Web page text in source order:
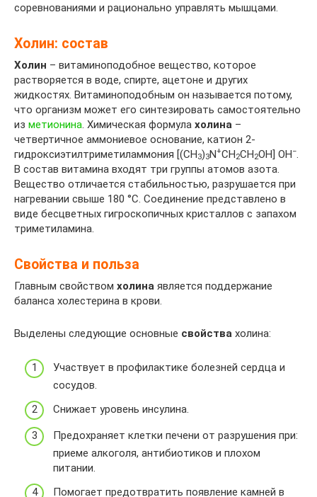
соревнованиями и рационально управлять мышцами.
Холин: состав
Холин – витаминоподобное вещество, которое
растворяется в воде, спирте, ацетоне и других
жидкостях. Витаминоподобным он называется потому,
что организм может его синтезировать самостоятельно
из метионина . Химическая формула холина –
четвертичное аммониевое основание, катион 2-
гидроксиэтилтриметиламмония [(CH3)3N+CH2CH2OH] OH−
В состав витамина входят три группы атомов азота.
Вещество отличается стабильностью, разрушается при
нагревании свыше 180 °C. Соединение представлено в
виде бесцветных гигроскопичных кристаллов с запахом
триметиламина.
Свойства и польза
Главным свойством холина является поддержание
баланса холестерина в крови.
Выделены следующие основные свойства холина:
Участвует в профилактике болезней сердца и
сосудов.
Снижает уровень инсулина.
Предохраняет клетки печени от разрушения при:
приеме алкоголя, антибиотиков и плохом
питании.
Помогает предотвратить появление камней в